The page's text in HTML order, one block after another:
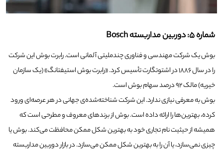
شماره ۵: دوربین مداربسته Bosch
بوش یک شرکت مهندسی و فناوری چندملیتی آلمانی است. رابرت بوش این شرکت
را در سال ۱۸۸۶ در اشتوتگارت تأسیس کرد. «رابرت بوش استیفتانگ» (یک سازمان
خیریه) مالک ۹۲ درصد سهام بوش است.
بوش به معرفی نیازی ندارد. این شرکت شناخته‌شده‌ی جهانی در هر عرصه‌ای ورود
کرده، بهترین‌ها را ارائه داده است. بوش از برندهای معروف و مطرحی است که
همیشه از حیثیت نام تجاری خود به بهترین شکل ممکن محافظت می‌کند. بوش یا
چیزی نمی‌سازد، یا آن را به بهترین شکل ممکن می‌سازد. در بازار دوربین مداربسته